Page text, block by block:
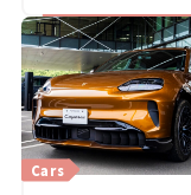
Cars